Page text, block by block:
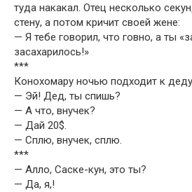
туда накакал. Отец несколько
стену, а потом кричит своей жене:
— Я тебе говорил, что говно, а ты
засахарилось!»
***
Конохомару ночью подходит к
— Эй! Дед, ты спишь?
— А что, внучек?
— Дай 20$.
— Сплю, внучек, сплю.
***
— Алло, Саске-кун, это ты?
— Да, я,!